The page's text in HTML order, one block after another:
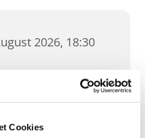
Cookies
2026, 18:30
3, 99084